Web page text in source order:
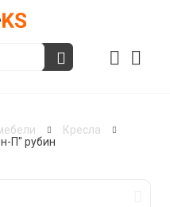
Кресла
П" рубин